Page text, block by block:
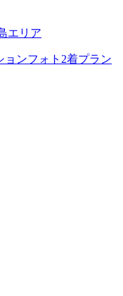
エリア
ョンフォト2着プラン